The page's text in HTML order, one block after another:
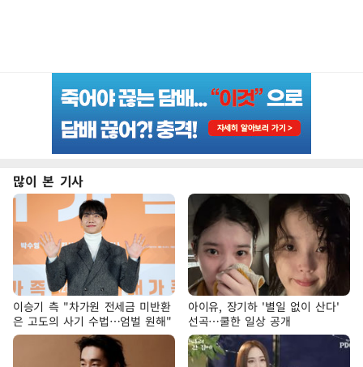
많이 본 기사
이승기 측 "차가원 전세금 미반환
은 고도의 사기 수법…엄벌 원해"
아이유, 장기하 '별일 없이 산다'
선곡…쿨한 일상 공개